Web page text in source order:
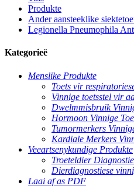
Produkte
Ander aansteeklike
Legionella Pneumophila
Kategorieë
Menslike Produkte
Toets vir
Vinnige toetsstel vir
Dwelmmisbruik
Hormoon Vinnige
Tumormerkers
Kardiale Merkers
Veeartsenykundige Produkte
Troeteldier
Dierdiagnostiese
Laai af as PDF